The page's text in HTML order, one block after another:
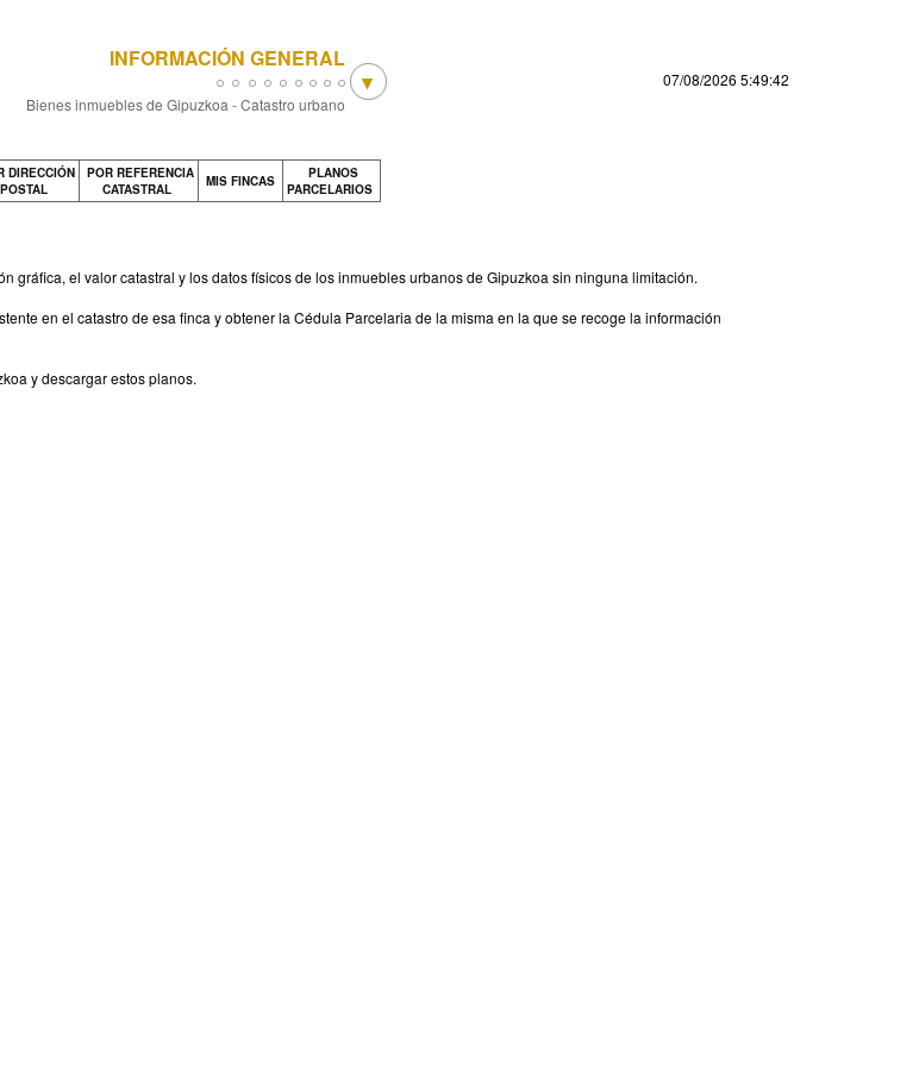
INFORMACIÓN GENERAL
Bienes inmuebles de Gipuzkoa - Catastro urbano
07/08/2026 5:49:42
DIRECCIÓN
POSTAL
POR REFERENCIA
CATASTRAL
MIS FINCAS
PLANOS
PARCELARIOS
gráfica, el valor catastral y los datos físicos de los inmuebles urbanos de Gipuzkoa sin ninguna limitación.
en el catastro de esa finca y obtener la Cédula Parcelaria de la misma en la que se recoge la información
y descargar estos planos.